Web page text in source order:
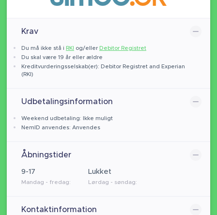
Krav
Du må ikke stå i RKI og/eller Debitor Registret
Du skal være 19 år eller ældre
Kreditvurderingsselskab(er): Debitor Registret and Experian
(RKI)
Udbetalingsinformation
Weekend udbetaling: Ikke muligt
NemID anvendes: Anvendes
Åbningstider
9-17
Mandag - fredag:
Lukket
Lørdag - søndag:
Kontaktinformation